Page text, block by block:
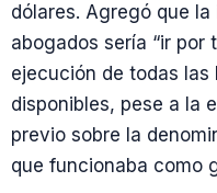
dólares. Agregó que
abogados sería “ir por
ejecución de todas las
disponibles, pese a la
previo sobre la
que funcionaba como